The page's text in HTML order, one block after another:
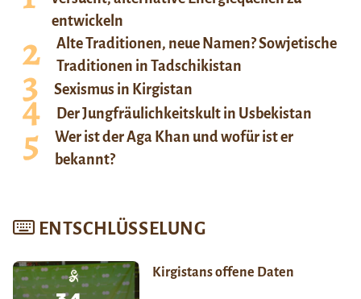
entwickeln
Alte Traditionen, neue Namen? Sowjetische
Traditionen in Tadschikistan
Sexismus in Kirgistan
Der Jungfräulichkeitskult in Usbekistan
Wer ist der Aga Khan und wofür ist er
bekannt?
ENTSCHLÜSSELUNG
Kirgistans offene Daten